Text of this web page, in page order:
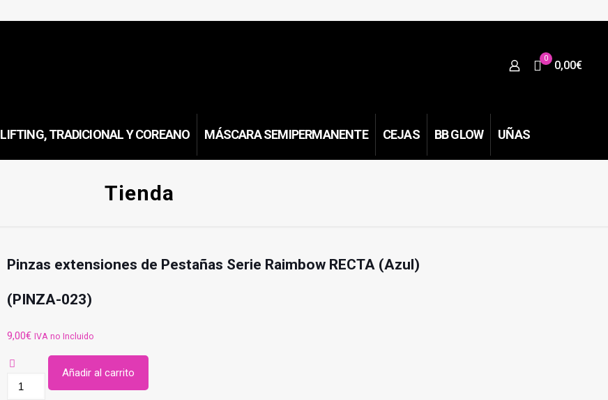
0
0,00€
LIFTING, TRADICIONAL Y COREANO MÁSCARA SEMIPERMANENTE CEJAS BB GLOW UÑAS
Tienda
Pinzas extensiones de Pestañas Serie Raimbow RECTA (Azul)
(PINZA-023)
9,00€ IVA no Incluido
Pinzas
Añadir al carrito